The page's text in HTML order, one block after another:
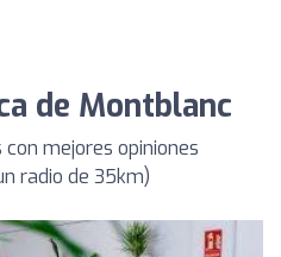
de Montblanc
mejores opiniones
radio de 35km)